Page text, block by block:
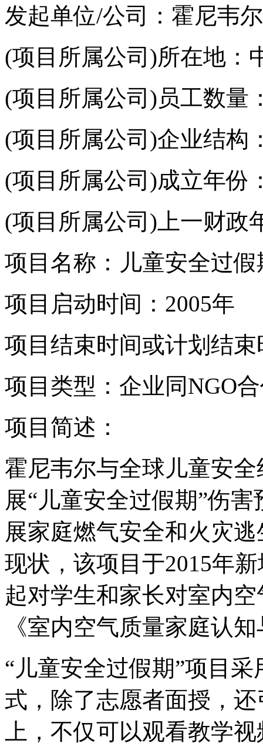
发起单位/公司：霍尼韦
(项目所属公司)所在地：
(项目所属公司)员工数量
(项目所属公司)企业结构
(项目所属公司)成立年份
(项目所属公司)上一财政
项目名称：儿童安全过假
项目启动时间：2005年
项目结束时间或计划结
项目类型：企业同NGO
项目简述：
霍尼韦尔与全球儿童安
展“儿童安全过假期”伤
展家庭燃气安全和火灾
现状，该项目于2015年
起对学生和家长对室内
《室内空气质量家庭认
“儿童安全过假期”项目
式，除了志愿者面授，
上，不仅可以观看教学